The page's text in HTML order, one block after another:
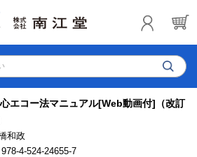
エコー法マニュアル[Web動画付]（改訂
和政
978-4-524-24655-7